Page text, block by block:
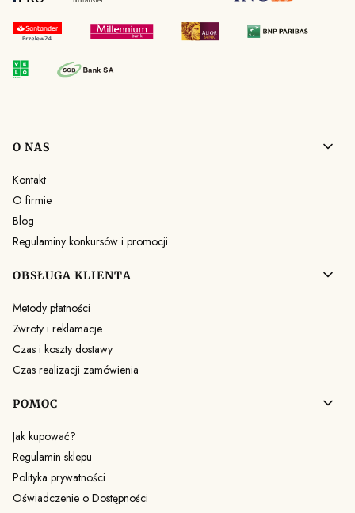
Linki w stopce
O NAS
Kontakt
O firmie
Blog
Regulaminy konkursów i promocji
OBSŁUGA KLIENTA
Metody płatności
Zwroty i reklamacje
Czas i koszty dostawy
Czas realizacji zamówienia
POMOC
Jak kupować?
Regulamin sklepu
Polityka prywatności
Oświadczenie o Dostępności